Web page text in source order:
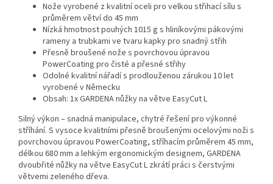
Nože vyrobené z kvalitní oceli pro velkou střihací sílu s
průměrem větví do 45 mm
Nízká hmotnost pouhých 1015 g s hliníkovými pákovými
rameny a trubkami ve tvaru kapky pro snadný střih
Přesně broušené nože s povrchovou úpravou
PowerCoating pro čisté a přesné střihy
Odolné kvalitní nářadí s prodlouženou zárukou 10 let
vyrobené v Německu
Obsah: 1x GARDENA nůžky na větve EasyCut L
Silný výkon – snadná manipulace, chytré řešení pro výkonné
stříhání. S vysoce kvalitními přesně broušenými ocelovými noži s
povrchovou úpravou PowerCoating, stříhacím průměrem 45 mm,
délkou 680 mm a lehkým ergonomickým designem, GARDENA
dvoubřité nůžky na větve EasyCut L zkrátí práci s čerstvými
větvemi zeleného dřeva.